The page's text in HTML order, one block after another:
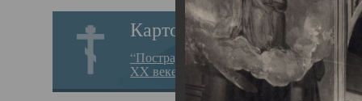
Картотека
“Пострадавшие за веру в
XX веке на Севере”